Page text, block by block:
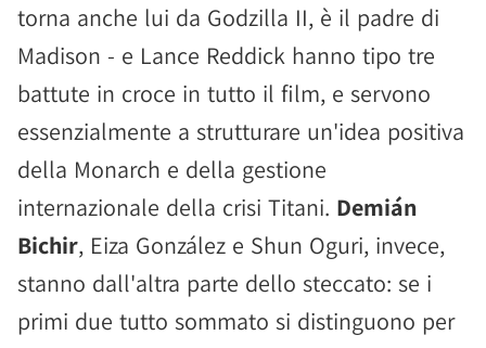
torna anche lui da Godzilla II, è il padre di
Madison - e Lance Reddick hanno tipo tre
battute in croce in tutto il film, e servono
essenzialmente a strutturare un'idea positiva
della Monarch e della gestione
internazionale della crisi Titani. Demián
Bichir, Eiza González e Shun Oguri, invece,
stanno dall'altra parte dello steccato: se i
primi due tutto sommato si distinguono per